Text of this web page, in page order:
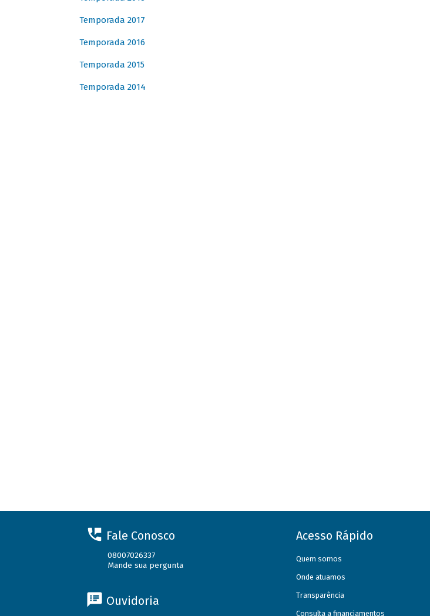
Temporada 2017
Temporada 2016
Temporada 2015
Temporada 2014
Fale Conosco
08007026337
Mande sua pergunta
Ouvidoria
Acesso Rápido
Quem somos
Onde atuamos
Transparência
Consulta a financiamentos